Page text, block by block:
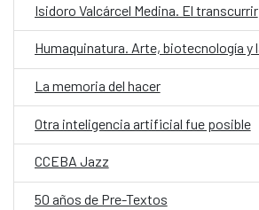
Isidoro Valcárcel Medina. El transcurrir
La memoria del hacer
Otra inteligencia artificial fue posible
CCEBA Jazz
50 años de Pre-Textos